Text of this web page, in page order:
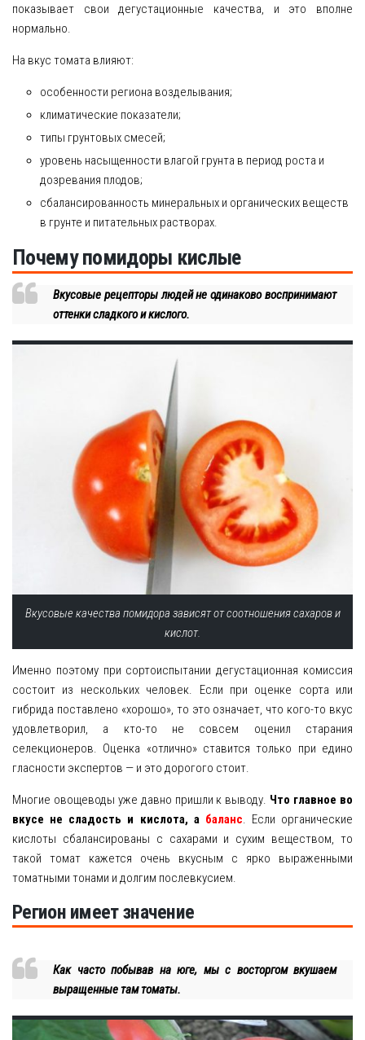
показывает свои дегустационные качества, и это вполне
нормально.
На вкус томата влияют:
особенности региона возделывания;
климатические показатели;
типы грунтовых смесей;
уровень насыщенности влагой грунта в период роста и
дозревания плодов;
сбалансированность минеральных и органических веществ
в грунте и питательных растворах.
Почему помидоры кислые
Вкусовые рецепторы людей не одинаково воспринимают
оттенки сладкого и кислого.
Вкусовые качества помидора зависят от соотношения сахаров и
кислот.
Именно поэтому при сортоиспытании дегустационная комиссия
состоит из нескольких человек. Если при оценке сорта или
гибрида поставлено «хорошо», то это означает, что кого-то вкус
удовлетворил, а кто-то не совсем оценил старания
селекционеров. Оценка «отлично» ставится только при едино
гласности экспертов — и это дорогого стоит.
Многие овощеводы уже давно пришли к выводу. Что главное во
вкусе не сладость и кислота, а баланс . Если органические
кислоты сбалансированы с сахарами и сухим веществом, то
такой томат кажется очень вкусным с ярко выраженными
томатными тонами и долгим послевкусием.
Регион имеет значение
Как часто побывав на юге, мы с восторгом вкушаем
выращенные там томаты.